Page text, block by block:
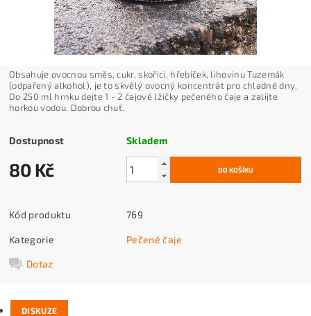
Obsahuje ovocnou směs, cukr, skořici, hřebíček, lihovinu Tuzemák
(odpařený alkohol), je to skvělý ovocný koncentrát pro chladné dny.
Do 250 ml hrnku dejte 1 - 2 čajové lžičky pečeného čaje a zalijte
horkou vodou. Dobrou chuť.
Dostupnost Skladem
80 Kč
Kód produktu 769
Kategorie Pečené čaje
Dotaz
DISKUZE